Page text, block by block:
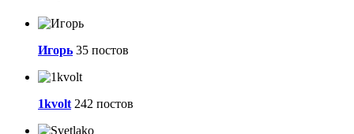
Игорь 35 постов
1kvolt 242 постов